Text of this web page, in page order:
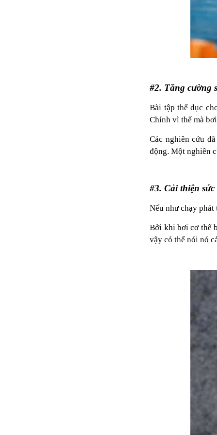
#2. Tăng cường
Bài tập thể dục
Chính vì thế mà
Các nghiên cứu
động. Một nghiên
#3. Cải thiện
Nếu như chạy
Bởi khi bơi cơ thể
vậy có thể nói nó